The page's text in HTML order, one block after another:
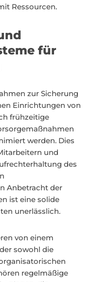
Ressourcen.
für
zur Sicherung
Einrichtungen von
frühzeitige
werden. Dies
und
des
Anbetracht der
ist eine solide
unerlässlich.
von einem
sowohl die
regelmäßige